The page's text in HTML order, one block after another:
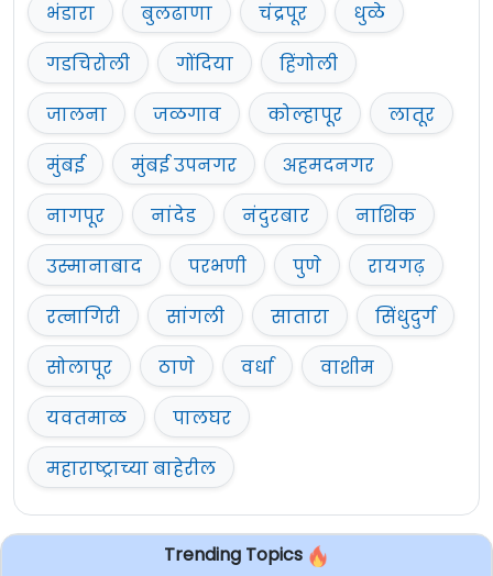
भंडारा
बुलढाणा चंद्रपूर
धुळे
गडचिरोली
गोंदिया
हिंगोली
जालना
जळगाव कोल्हापूर
लातूर
मुंबई
मुंबई उपनगर
अहमदनगर
नागपूर
नांदेड नंदुरबार
नाशिक
उस्मानाबाद
परभणी पुणे
रायगढ़
रत्नागिरी
सांगली सातारा
सिंधुदुर्ग
सोलापूर
ठाणे वर्धा
वाशीम
यवतमाळ
पालघर
महाराष्ट्राच्या बाहेरील
Trending Topics